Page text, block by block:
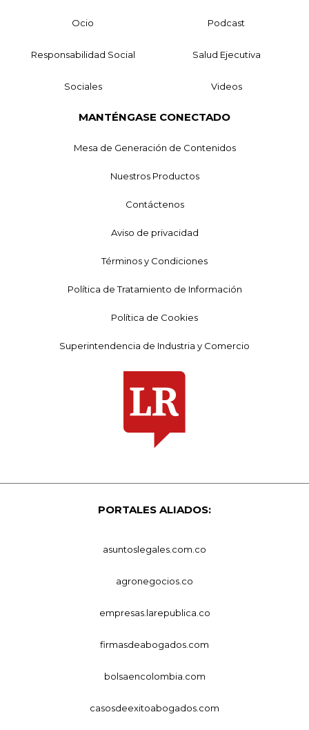
Ocio Podcast
Responsabilidad Social Salud Ejecutiva
Sociales Videos
MANTÉNGASE CONECTADO
Mesa de Generación de Contenidos
Nuestros Productos
Contáctenos
Aviso de privacidad
Términos y Condiciones
Política de Tratamiento de Información
Política de Cookies
Superintendencia de Industria y Comercio
PORTALES ALIADOS:
asuntoslegales.com.co
agronegocios.co
empresas.larepublica.co
firmasdeabogados.com
bolsaencolombia.com
casosdeexitoabogados.com